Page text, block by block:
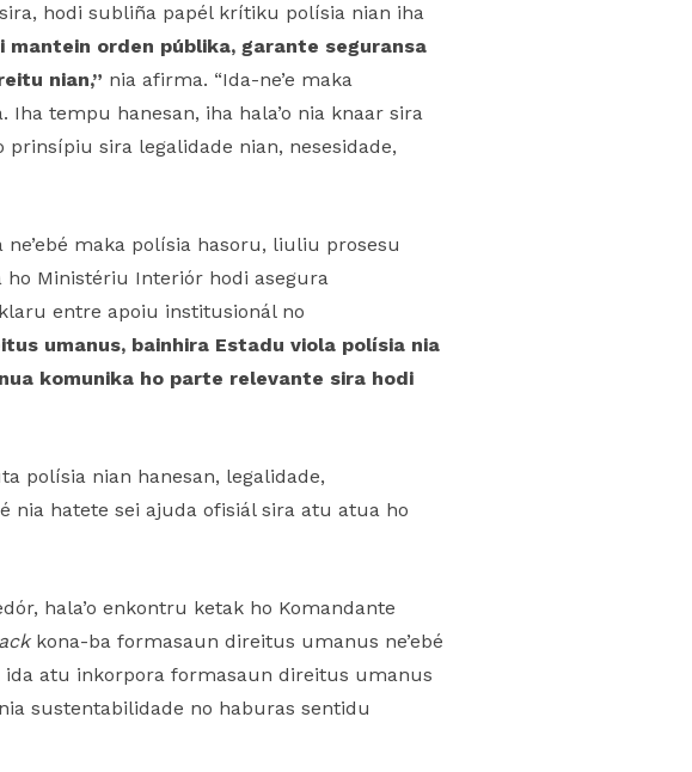
hodi subliña papél krítiku polísia nian iha
orden públika, garante seguransa
nian,” nia afirma. “Ida-ne’e maka
tempu hanesan, iha hala’o nia knaar sira
sira legalidade nian, nesesidade,
maka polísia hasoru, liuliu prosesu
ho Ministériu Interiór hodi asegura
entre apoiu institusionál no
umanus, bainhira Estadu viola polísia nia
komunika ho parte relevante sira hodi
polísia nian hanesan, legalidade,
nia hatete sei ajuda ofisiál sira atu atua ho
hala’o enkontru ketak ho Komandante
kona-ba formasaun direitus umanus ne’ebé
ida atu inkorpora formasaun direitus umanus
sustentabilidade no haburas sentidu